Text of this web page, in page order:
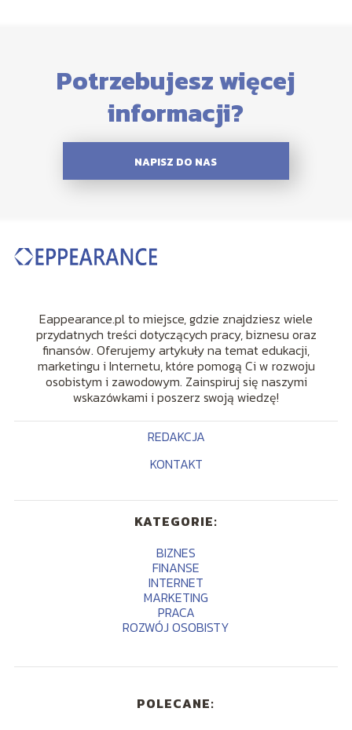
Potrzebujesz więcej
informacji?
NAPISZ DO NAS
Eappearance.pl to miejsce, gdzie znajdziesz wiele
przydatnych treści dotyczących pracy, biznesu oraz
finansów. Oferujemy artykuły na temat edukacji,
marketingu i Internetu, które pomogą Ci w rozwoju
osobistym i zawodowym. Zainspiruj się naszymi
wskazówkami i poszerz swoją wiedzę!
REDAKCJA
KONTAKT
KATEGORIE:
BIZNES
FINANSE
INTERNET
MARKETING
PRACA
ROZWÓJ OSOBISTY
POLECANE: